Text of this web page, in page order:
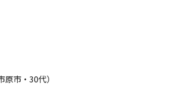
市・30代）